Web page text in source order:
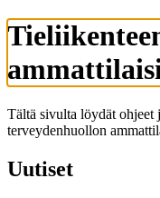
Tältä sivulta löydät ohjeet
terveydenhuollon
Uutiset